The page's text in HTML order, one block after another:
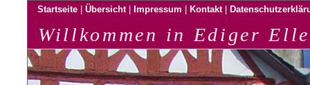
Startseite Übersicht Impressum Kontakt
Willkommen in Ediger